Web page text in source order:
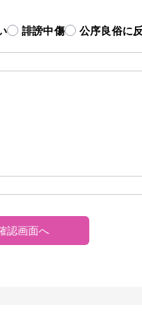
誹謗中傷 公序良俗に
認画面へ